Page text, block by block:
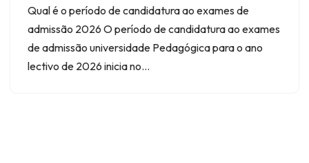
Qual é o período de candidatura ao exames de
admissão 2026 O período de candidatura ao exames
de admissão universidade Pedagógica para o ano
lectivo de 2026 inicia no…